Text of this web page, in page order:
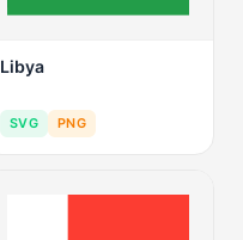
Libya
SVG PNG